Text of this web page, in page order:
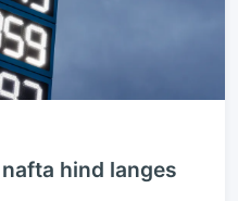
hind langes